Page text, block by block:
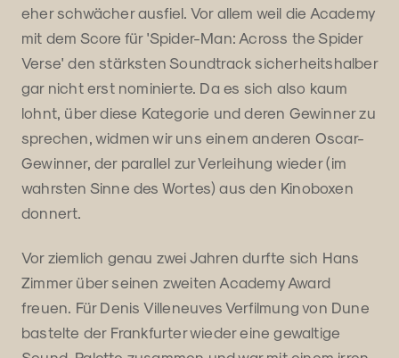
eher schwächer ausfiel. Vor allem weil die Academy
mit dem Score für 'Spider-Man: Across the Spider
Verse' den stärksten Soundtrack sicherheitshalber
gar nicht erst nominierte. Da es sich also kaum
lohnt, über diese Kategorie und deren Gewinner zu
sprechen, widmen wir uns einem anderen Oscar-
Gewinner, der parallel zur Verleihung wieder (im
wahrsten Sinne des Wortes) aus den Kinoboxen
donnert.
Vor ziemlich genau zwei Jahren durfte sich Hans
Zimmer über seinen zweiten Academy Award
freuen. Für Denis Villeneuves Verfilmung von Dune
bastelte der Frankfurter wieder eine gewaltige